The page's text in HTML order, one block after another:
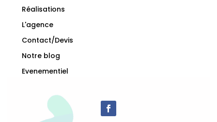
Réalisations
L'agence
Contact/Devis
Notre blog
Evenementiel